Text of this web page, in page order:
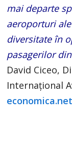
mai departe
aeroporturi
diversitate în
pasagerilor
David Ciceo,
Internaţional
economica.net